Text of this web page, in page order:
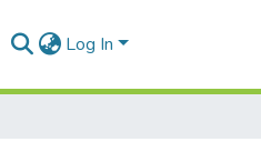
Log In